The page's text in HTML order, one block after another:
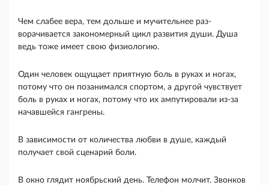
Чем слабее вера, тем дольше и мучительнее раз­
ворачивается закономерный цикл развития души. Душа
ведь тоже имеет свою физиологию.
Один че­ловек ощущает приятную боль в руках и ногах,
потому что он позанимался спортом, а другой чув­ствует
боль в руках и ногах, потому что их ампу­тировали из-за
начавшейся гангрены.
В зависимо­сти от количества любви в душе, каждый
получает свой сценарий боли.
В окно глядит ноябрьский день. Телефон мол­чит. Звонков